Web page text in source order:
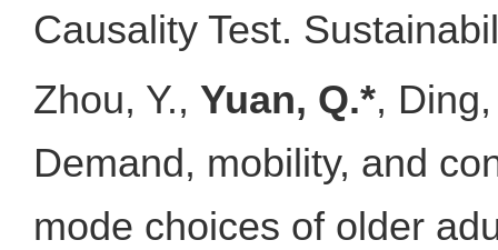
Causality Test.
Zhou, Y., Yuan, Q.*,
Demand, mobility, and
mode choices of older